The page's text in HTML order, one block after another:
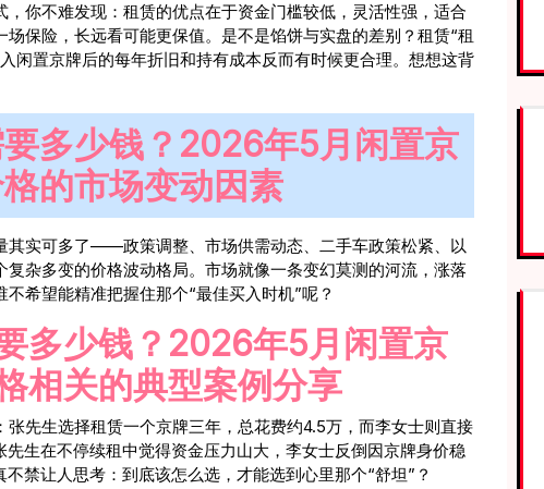
你不难发现：租赁的优点在于资金门槛较低，灵活性强，适合
保险，长远看可能更保值。是不是馅饼与实盘的差别？租赁“租
闲置京牌后的每年折旧和持有成本反而有时候更合理。想想这背
多少钱？2026年5月闲置京
的市场变动因素
其实可多了——政策调整、市场供需动态、二手车政策松紧、以
杂多变的价格波动格局。市场就像一条变幻莫测的河流，涨落
希望能精准把握住那个“最佳买入时机”呢？
多少钱？2026年5月闲置京
相关的典型案例分享
先生选择租赁一个京牌三年，总花费约4.5万，而李女士则直接
生在不停续租中觉得资金压力山大，李女士反倒因京牌身价稳
禁让人思考：到底该怎么选，才能选到心里那个“舒坦”？